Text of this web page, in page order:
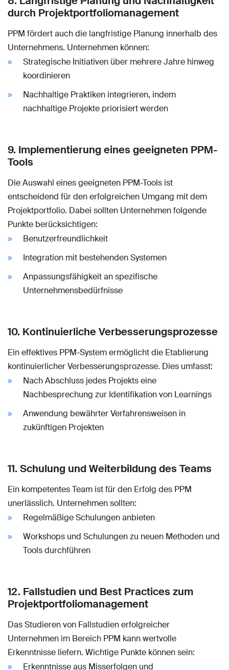
durch Projektportfoliomanagement
PPM fördert auch die langfristige Planung innerhalb des
Unternehmens. Unternehmen können:
Strategische Initiativen über mehrere Jahre hinweg
koordinieren
Nachhaltige Praktiken integrieren, indem
nachhaltige Projekte priorisiert werden
9. Implementierung eines geeigneten PPM-
Tools
Die Auswahl eines geeigneten PPM-Tools ist
entscheidend für den erfolgreichen Umgang mit dem
Projektportfolio. Dabei sollten Unternehmen folgende
Punkte berücksichtigen:
Benutzerfreundlichkeit
Integration mit bestehenden Systemen
Anpassungsfähigkeit an spezifische
Unternehmensbedürfnisse
10. Kontinuierliche Verbesserungsprozesse
Ein effektives PPM-System ermöglicht die Etablierung
kontinuierlicher Verbesserungsprozesse. Dies umfasst:
Nach Abschluss jedes Projekts eine
Nachbesprechung zur Identifikation von Learnings
Anwendung bewährter Verfahrensweisen in
zukünftigen Projekten
11. Schulung und Weiterbildung des Teams
Ein kompetentes Team ist für den Erfolg des PPM
unerlässlich. Unternehmen sollten:
Regelmäßige Schulungen anbieten
Workshops und Schulungen zu neuen Methoden und
Tools durchführen
12. Fallstudien und Best Practices zum
Projektportfoliomanagement
Das Studieren von Fallstudien erfolgreicher
Unternehmen im Bereich PPM kann wertvolle
Erkenntnisse liefern. Wichtige Punkte können sein:
Erkenntnisse aus Misserfolgen und